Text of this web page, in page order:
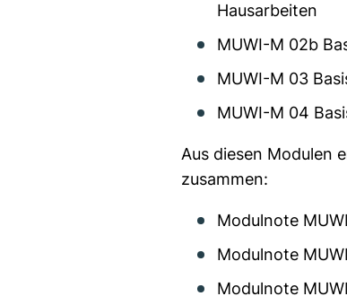
Hausarbeiten
MUWI-M 02b
MUWI-M 03
MUWI-M 04
Aus diesen Modulen
zusammen:
Modulnote
Modulnote
Modulnote